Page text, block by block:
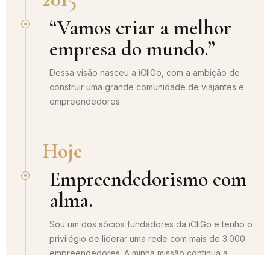
“Vamos criar a melhor
empresa do mundo.”
Dessa visão nasceu a iCliGo, com a ambição de
construir uma grande comunidade de viajantes e
empreendedores.
Hoje
Empreendedorismo com
alma.
Sou um dos sócios fundadores da iCliGo e tenho o
privilégio de liderar uma rede com mais de 3.000
empreendedores. A minha missão continua a